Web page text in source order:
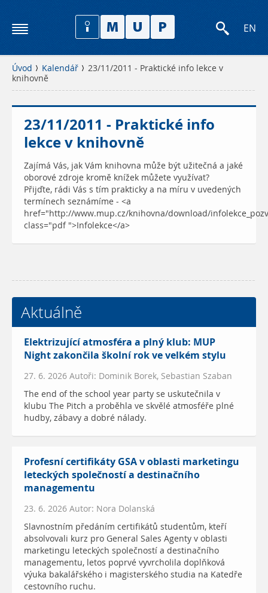
EN
Úvod Kalendář
23/11/2011 - Praktické info lekce v
knihovně
23/11/2011 - Praktické info
lekce v knihovně
Zajímá Vás, jak Vám knihovna může být užitečná a jaké
oborové zdroje kromě knížek můžete využívat?
Přijďte, rádi Vás s tím prakticky a na míru v uvedených
termínech seznámíme - <a
href="http://www.mup.cz/knihovna/download/
class="pdf ">Infolekce</a>
Aktuálně
Elektrizující atmosféra a plný klub: MUP
Night zakončila školní rok ve velkém stylu
27. 6. 2026 Autoři: Dominik Borek, Sebastian Szaban
The end of the school year party se uskutečnila v
klubu The Pitch a proběhla ve skvělé atmosféře plné
hudby, zábavy a dobré nálady.
Profesní certifikáty GSA v oblasti marketingu
leteckých společností a destinačního
managementu
23. 6. 2026 Autor: Nora Dolanská
Slavnostním předáním certifikátů studentům, kteří
absolvovali kurz pro General Sales Agenty v oblasti
marketingu leteckých společností a destinačního
managementu, letos poprvé vyvrcholila doplňková
výuka bakalářského i magisterského studia na Katedře
cestovního ruchu.